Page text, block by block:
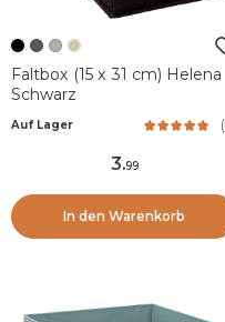
Faltbox (15 x 31 cm) Helena
Schwarz
Auf Lager (
3.99
In den Warenkorb